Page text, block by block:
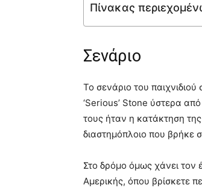
Πίνακας
Σενάριο
Το σενάριο του
‘Serious’ Stone ύστερα
τους ήταν η κατάκτηση
διαστημόπλοιο που βρήκε
Στο δρόμο όμως χάνει τον
Αμερικής, όπου βρίσκετε